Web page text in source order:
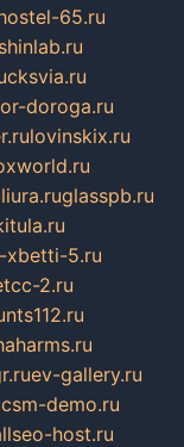
65.ru
doroga.ru
lovinskix.ru
liura.ruglasspb.ru
xbetti-5.ru
2.ru
ev-gallery.ru
csm-demo.ru
host.ru